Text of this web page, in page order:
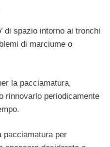
di spazio intorno ai tronchi
di marciume o
la pacciamatura,
rinnovarlo periodicamente
pacciamatura per